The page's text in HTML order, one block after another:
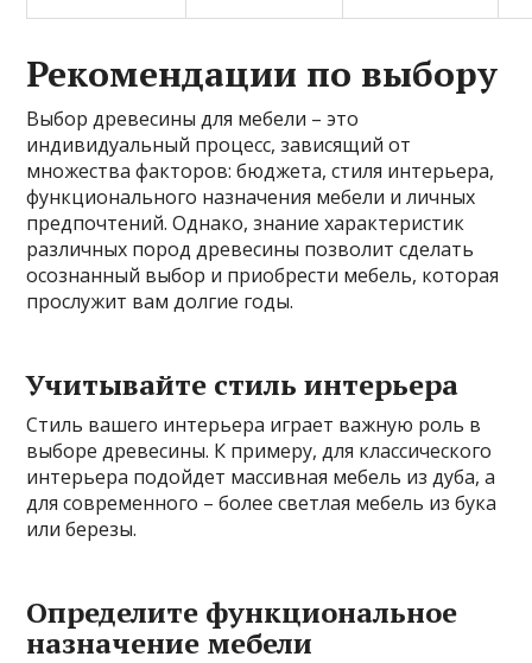
Рекомендации по выбору
Выбор древесины для мебели – это
индивидуальный процесс, зависящий от
множества факторов: бюджета, стиля интерьера,
функционального назначения мебели и личных
предпочтений. Однако, знание характеристик
различных пород древесины позволит сделать
осознанный выбор и приобрести мебель, которая
прослужит вам долгие годы.
Учитывайте стиль интерьера
Стиль вашего интерьера играет важную роль в
выборе древесины. К примеру, для классического
интерьера подойдет массивная мебель из дуба, а
для современного – более светлая мебель из бука
или березы.
Определите функциональное
назначение мебели